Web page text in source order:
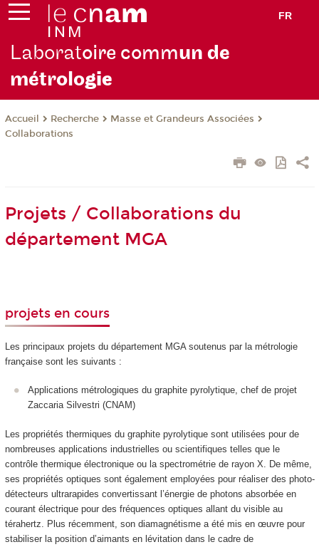
FR
Laboratoire commun de
métrologie
Accueil Recherche
Masse et Grandeurs Associées
Collaborations
Projets / Collaborations du
département MGA
projets en cours
Les principaux projets du département MGA soutenus par la métrologie
française sont les suivants :
Applications métrologiques du graphite pyrolytique, chef de projet
Zaccaria Silvestri (CNAM)
Les propriétés thermiques du graphite pyrolytique sont utilisées pour de
nombreuses applications industrielles ou scientifiques telles que le
contrôle thermique électronique ou la spectrométrie de rayon X. De même,
ses propriétés optiques sont également employées pour réaliser des photo-
détecteurs ultrarapides convertissant l’énergie de photons absorbée en
courant électrique pour des fréquences optiques allant du visible au
térahertz. Plus récemment, son diamagnétisme a été mis en œuvre pour
stabiliser la position d’aimants en lévitation dans le cadre de